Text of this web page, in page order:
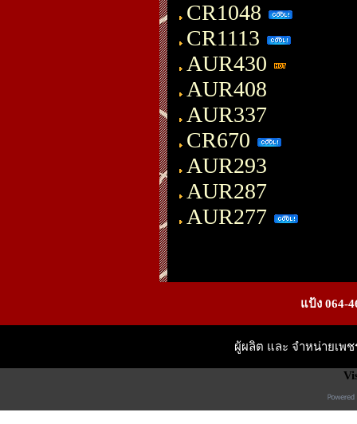
CR1048
CR1113
AUR430
AUR408
AUR337
CR670
AUR293
AUR287
AUR277
แป้ง 064-
ผู้ผลิต และ จำหน่ายเพ